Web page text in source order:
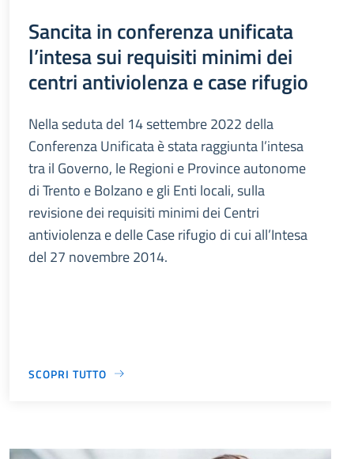
Sancita in conferenza unificata
l’intesa sui requisiti minimi dei
centri antiviolenza e case rifugio
Nella seduta del 14 settembre 2022 della
Conferenza Unificata è stata raggiunta l’intesa
tra il Governo, le Regioni e Province autonome
di Trento e Bolzano e gli Enti locali, sulla
revisione dei requisiti minimi dei Centri
antiviolenza e delle Case rifugio di cui all’Intesa
del 27 novembre 2014.
SCOPRI TUTTO